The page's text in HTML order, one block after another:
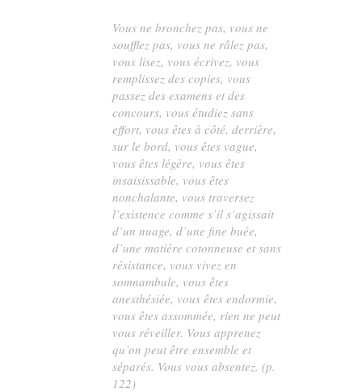
Vous ne bronchez pas, vous ne
soufflez pas, vous ne râlez pas,
vous lisez, vous écrivez, vous
remplissez des copies, vous
passez des examens et des
concours, vous étudiez sans
effort, vous êtes à côté, derrière,
sur le bord, vous êtes vague,
vous êtes légère, vous êtes
insaisissable, vous êtes
nonchalante, vous traversez
l’existence comme s’il s’agissait
d’un nuage, d’une fine buée,
d’une matière cotonneuse et sans
résistance, vous vivez en
somnambule, vous êtes
anesthésiée, vous êtes endormie,
vous êtes assommée, rien ne peut
vous réveiller. Vous apprenez
qu’on peut être ensemble et
séparés. Vous vous absentez. (p.
122)